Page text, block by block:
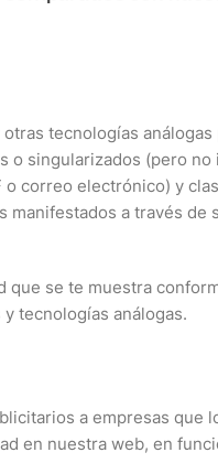
tecnologías
o singularizados (pero no
correo electrónico) y
manifestados a través de
se te muestra
tecnologías análogas.
a empresas que
en nuestra web, en